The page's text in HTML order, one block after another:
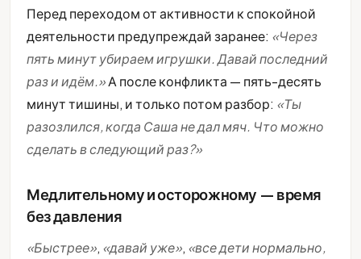
Перед переходом от активности к спокойной
деятельности предупреждай заранее: «Через
пять минут убираем игрушки. Давай последний
раз и идём.»А после конфликта — пять-десять
минут тишины, и только потом разбор: «Ты
разозлился, когда Саша не дал мяч. Что можно
сделать в следующий раз?»
Медлительному и осторожному — время
без давления
«Быстрее», «давай уже», «все дети нормально,